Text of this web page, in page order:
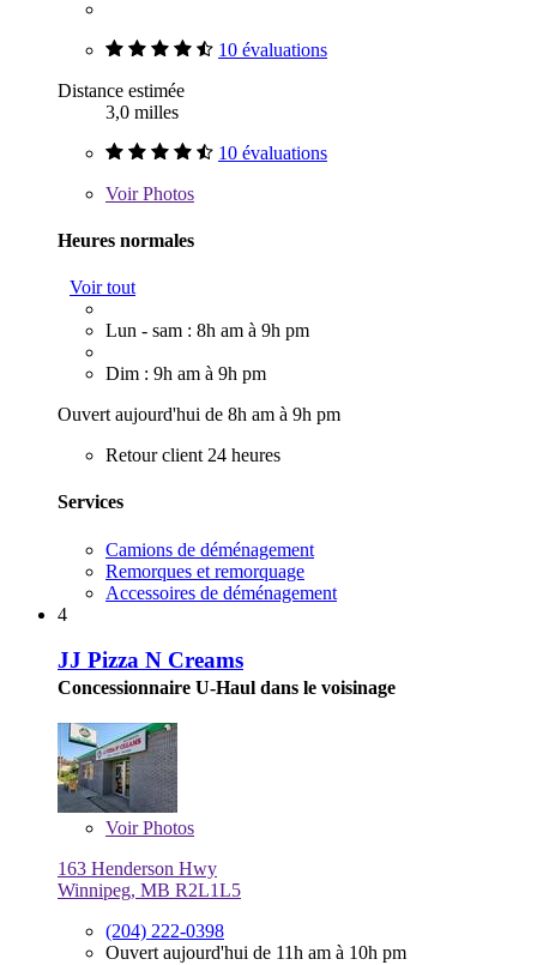
10 évaluations
Distance estimée
3,0 milles
10 évaluations
VoirPhotos
Heures normales
Voir tout
Lun - sam : 8h am à 9h pm
Dim : 9h am à 9h pm
Ouvert aujourd'hui de 8h am à 9h pm
Retour client 24 heures
Services
Camions de déménagement
Remorques et remorquage
Accessoires de déménagement
4
JJ Pizza N Creams
Concessionnaire U-Haul dans le voisinage
VoirPhotos
163 Henderson Hwy
Winnipeg, MB R2L1L5
(204) 222-0398
Ouvert aujourd'hui de 11h am à 10h pm